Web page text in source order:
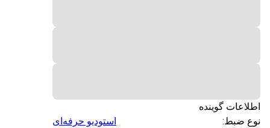
اطلاعات گوینده
نوع ضبط:
استودیو حرفه‌ای